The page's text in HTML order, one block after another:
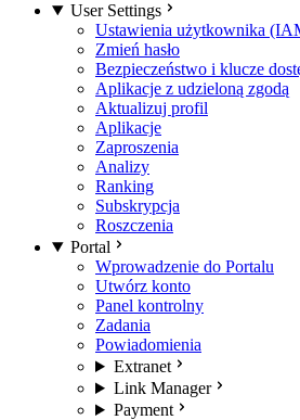
User Settings
Ustawienia użytkownika
Zmień hasło
Bezpieczeństwo i klucze
Aplikacje z udzieloną zgodą
Aktualizuj profil
Aplikacje
Zaproszenia
Analizy
Ranking
Subskrypcja
Roszczenia
Portal
Wprowadzenie do Portalu
Utwórz konto
Panel kontrolny
Zadania
Powiadomienia
Extranet
Link Manager
Payment